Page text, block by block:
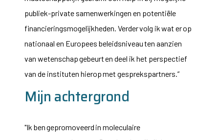
publiek-private samenwerkingen en potentiële
financieringsmogelijkheden. Verder volg ik wat er op
nationaal en Europees beleidsniveau ten aanzien
van wetenschap gebeurt en deel ik het perspectief
van de instituten hierop met gesprekspartners.”
Mijn achtergrond
"Ik ben gepromoveerd in moleculaire